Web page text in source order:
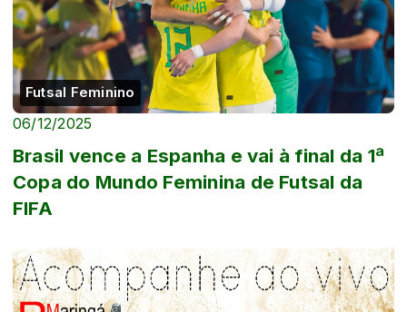
Futsal Feminino
06/12/2025
Brasil vence a Espanha e vai à final da 1ª
Copa do Mundo Feminina de Futsal da
FIFA